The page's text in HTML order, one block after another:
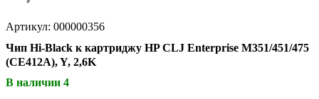
Артикул: 000000356
Чип Hi-Black к картриджу HP CLJ Enterprise M351/451/475
(CE412A), Y, 2,6K
В наличии 4